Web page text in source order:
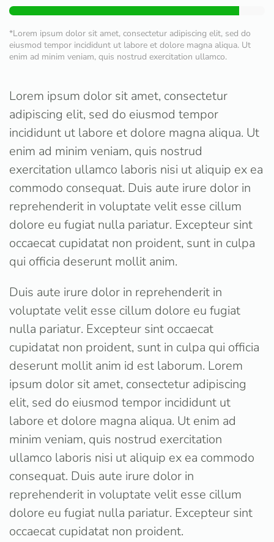
*Lorem ipsum dolor sit amet, consectetur adipiscing elit, sed do
eiusmod tempor incididunt ut labore et dolore magna aliqua. Ut
enim ad minim veniam, quis nostrud exercitation ullamco.
Lorem ipsum dolor sit amet, consectetur
adipiscing elit, sed do eiusmod tempor
incididunt ut labore et dolore magna aliqua. Ut
enim ad minim veniam, quis nostrud
exercitation ullamco laboris nisi ut aliquip ex ea
commodo consequat. Duis aute irure dolor in
reprehenderit in voluptate velit esse cillum
dolore eu fugiat nulla pariatur. Excepteur sint
occaecat cupidatat non proident, sunt in culpa
qui officia deserunt mollit anim.
Duis aute irure dolor in reprehenderit in
voluptate velit esse cillum dolore eu fugiat
nulla pariatur. Excepteur sint occaecat
cupidatat non proident, sunt in culpa qui officia
deserunt mollit anim id est laborum. Lorem
ipsum dolor sit amet, consectetur adipiscing
elit, sed do eiusmod tempor incididunt ut
labore et dolore magna aliqua. Ut enim ad
minim veniam, quis nostrud exercitation
ullamco laboris nisi ut aliquip ex ea commodo
consequat. Duis aute irure dolor in
reprehenderit in voluptate velit esse cillum
dolore eu fugiat nulla pariatur. Excepteur sint
occaecat cupidatat non proident.